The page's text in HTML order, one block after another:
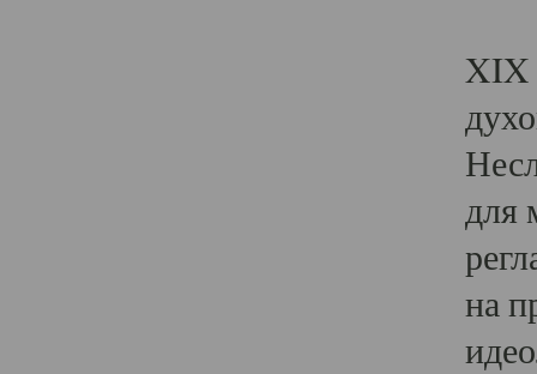
XIX
для
на